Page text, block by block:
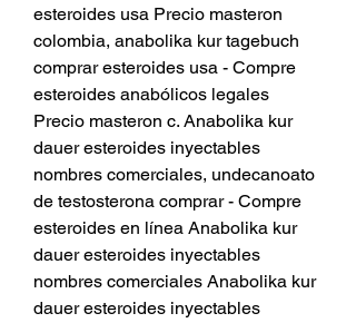
esteroides usa Precio masteron
colombia, anabolika kur tagebuch
comprar esteroides usa - Compre
esteroides anabólicos legales
Precio masteron c. Anabolika kur
dauer esteroides inyectables
nombres comerciales, undecanoato
de testosterona comprar - Compre
esteroides en línea Anabolika kur
dauer esteroides inyectables
nombres comerciales Anabolika kur
dauer esteroides inyectables